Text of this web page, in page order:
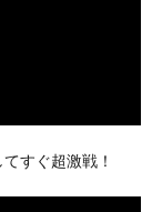
すぐ超激戦！